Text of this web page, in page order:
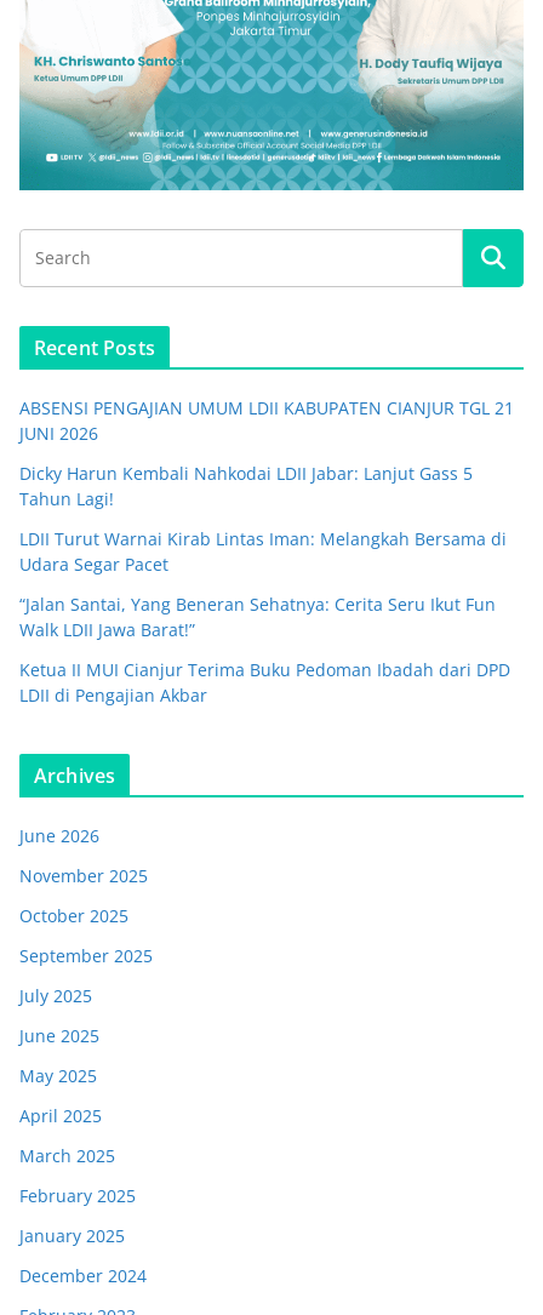
Recent Posts
ABSENSI PENGAJIAN UMUM LDII KABUPATEN CIANJUR TGL 21
JUNI 2026
Dicky Harun Kembali Nahkodai LDII Jabar: Lanjut Gass 5
Tahun Lagi!
LDII Turut Warnai Kirab Lintas Iman: Melangkah Bersama di
Udara Segar Pacet
“Jalan Santai, Yang Beneran Sehatnya: Cerita Seru Ikut Fun
Walk LDII Jawa Barat!”
Ketua II MUI Cianjur Terima Buku Pedoman Ibadah dari DPD
LDII di Pengajian Akbar
Archives
June 2026
November 2025
October 2025
September 2025
July 2025
June 2025
May 2025
April 2025
March 2025
February 2025
January 2025
December 2024